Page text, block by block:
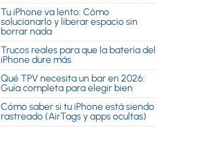
Tu iPhone va lento: Cómo
solucionarlo y liberar espacio sin
borrar nada
Trucos reales para que la batería del
iPhone dure más
Qué TPV necesita un bar en 2026:
Guía completa para elegir bien
Cómo saber si tu iPhone está siendo
rastreado (AirTags y apps ocultas)